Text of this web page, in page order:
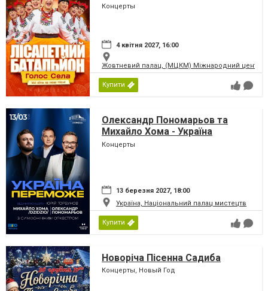
Концерты
4 квітня 2027, 16:00
Жовтневий палац, (МЦКМ) Міжнародний центр
Купити
Олександр Пономарьов та
Михайло Хома - Україна
Переможе!
Концерты
13 березня 2027, 18:00
Україна, Національний палац мистецтв
Купити
Новоріча Пісенна Садиба
Концерты, Новый Год